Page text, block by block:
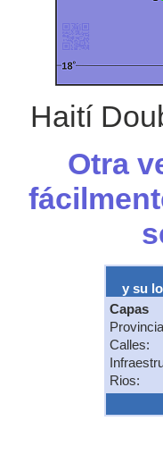
Haití
Otra
y su
Capas
Calles:
Rios: